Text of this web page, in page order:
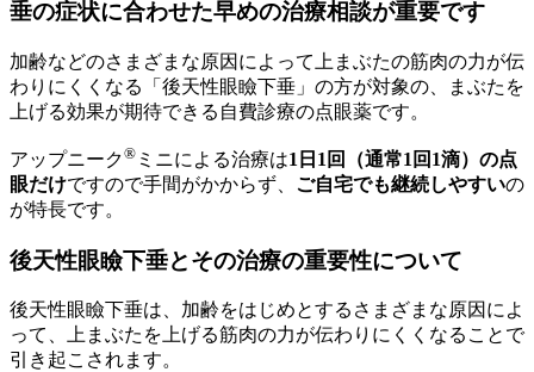
加齢などのさまざまな原因によって上まぶたの筋肉の力が伝
わりにくくなる「後天性眼瞼下垂」の方が対象の、まぶたを
上げる効果が期待できる 自費診療の点眼薬です。
アップニーク® ミニによる治療は1日1回（通常1回1滴）の点
眼だけですので手間がかからず、 ご自宅でも継続しやすいの
が特長です。
後天性眼瞼下垂とその治療の重要性について
後天性眼瞼下垂は、加齢をはじめとするさまざまな原因によ
って、上まぶたを上げる筋肉の力が伝わりにくくなることで
引き起こされます。